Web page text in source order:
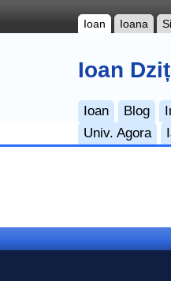
Ioan Ioana
Ioan
Ioan Blog
Univ. Agora